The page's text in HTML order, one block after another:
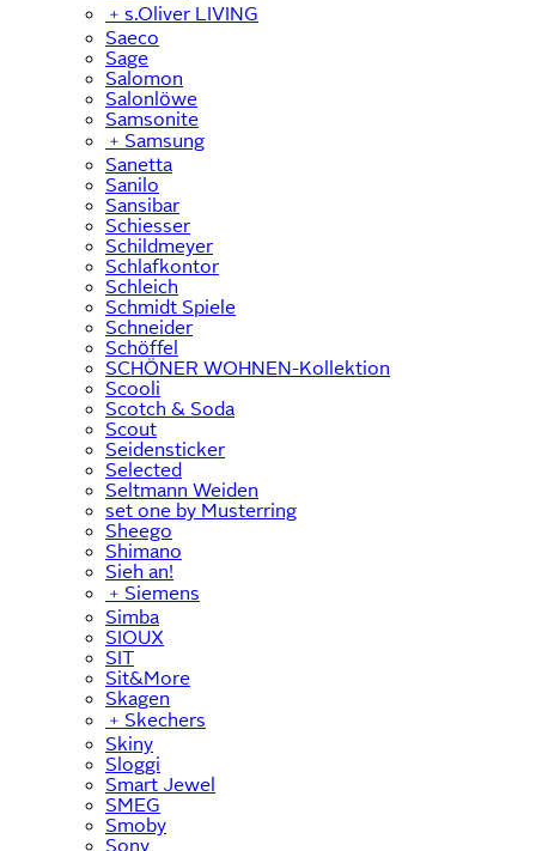
﹢ s.Oliver LIVING
Saeco
Sage
Salomon
Salonlöwe
Samsonite
﹢ Samsung
Sanetta
Sanilo
Sansibar
Schiesser
Schildmeyer
Schlafkontor
Schleich
Schmidt Spiele
Schneider
Schöffel
SCHÖNER WOHNEN-Kollektion
Scooli
Scotch & Soda
Scout
Seidensticker
Selected
Seltmann Weiden
set one by Musterring
Sheego
Shimano
Sieh an!
﹢ Siemens
Simba
SIOUX
SIT
Sit&More
Skagen
﹢ Skechers
Skiny
Sloggi
Smart Jewel
SMEG
Smoby
Sony